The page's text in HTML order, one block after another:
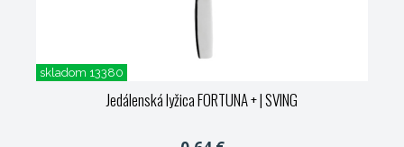
skladom 13380
Jedálenská lyžica FORTUNA +| SVING